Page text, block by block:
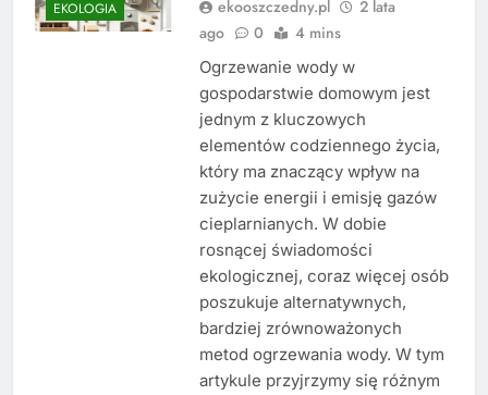
EKOLOGIA ekooszczedny.pl
2 lata
ago
0 4 mins
Ogrzewanie wody w
gospodarstwie domowym jest
jednym z kluczowych
elementów codziennego życia,
który ma znaczący wpływ na
zużycie energii i emisję gazów
cieplarnianych. W dobie
rosnącej świadomości
ekologicznej, coraz więcej osób
poszukuje alternatywnych,
bardziej zrównoważonych
metod ogrzewania wody. W tym
artykule przyjrzymy się różnym